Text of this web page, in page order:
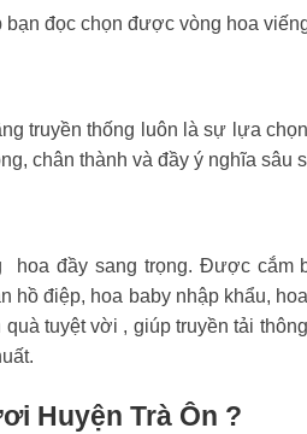
đọc chọn được vòng hoa
truyền thống luôn là sự lựa
chân thành và đầy ý nghĩa sâu
hoa đầy sang trọng. Được cắm
điệp, hoa baby nhập khẩu,
tuyệt vời , giúp truyền tải
Huyện Trà Ôn ?